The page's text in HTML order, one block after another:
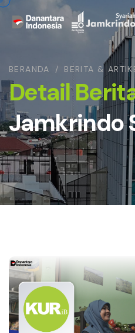
BERANDA / BERITA &
Detail
Jamkrindo